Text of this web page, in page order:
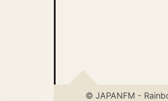
© JAPANFM -